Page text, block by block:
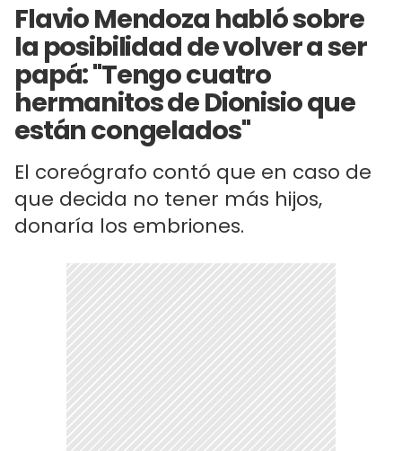
Flavio Mendoza habló sobre
la posibilidad de volver a ser
papá: "Tengo cuatro
hermanitos de Dionisio que
están congelados"
El coreógrafo contó que en caso de
que decida no tener más hijos,
donaría los embriones.